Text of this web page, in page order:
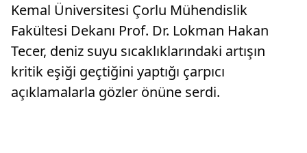
Kemal Üniversitesi Çorlu Mühendislik
Fakültesi Dekanı Prof. Dr. Lokman Hakan
Tecer, deniz suyu sıcaklıklarındaki artışın
kritik eşiği geçtiğini yaptığı çarpıcı
açıklamalarla gözler önüne serdi.